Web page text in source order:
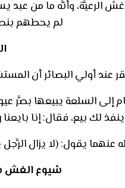
الرعيَّة، وأنَّه ما من عبد
لم يحطهم
عند أولي البصائر أن
إلى السلعة يبيعها
لك بيع، فقال: إنا
يقول: (لا يزال
شيوع الغش